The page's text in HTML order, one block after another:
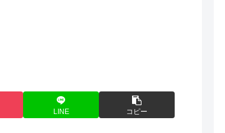
LINE コピー